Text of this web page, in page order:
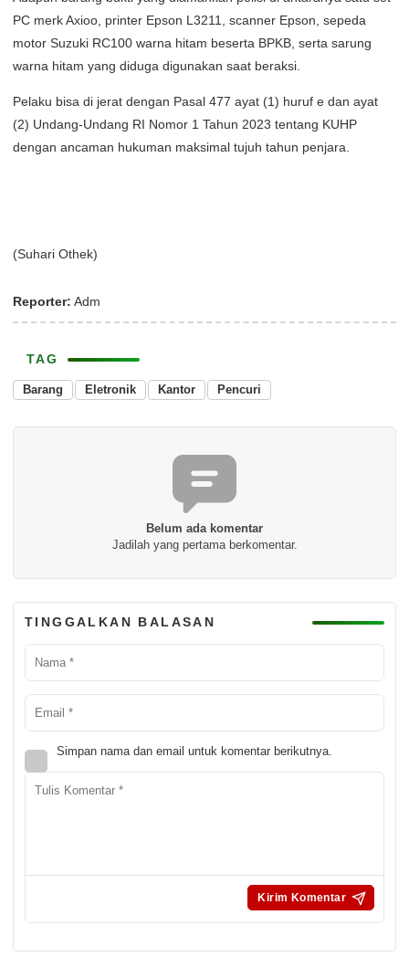
PC merk Axioo, printer Epson L3211, scanner Epson, sepeda
motor Suzuki RC100 warna hitam beserta BPKB, serta sarung
warna hitam yang diduga digunakan saat beraksi.
Pelaku bisa di jerat dengan Pasal 477 ayat (1) huruf e dan ayat
(2) Undang-Undang RI Nomor 1 Tahun 2023 tentang KUHP
dengan ancaman hukuman maksimal tujuh tahun penjara.
(Suhari Othek)
Reporter: Adm
TAG
Barang Eletronik Kantor Pencuri
Belum ada komentar
Jadilah yang pertama berkomentar.
TINGGALKAN BALASAN
Simpan nama dan email untuk komentar berikutnya.